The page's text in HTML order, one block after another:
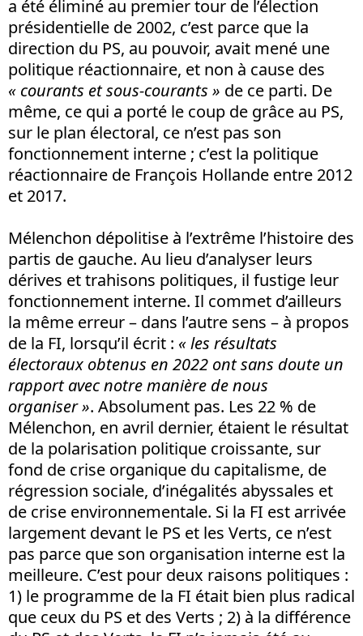
a été éliminé au premier tour de l’élection
présidentielle de 2002, c’est parce que la
direction du PS, au pouvoir, avait mené une
politique réactionnaire, et non à cause des
« courants et sous-courants » de ce parti. De
même, ce qui a porté le coup de grâce au PS,
sur le plan électoral, ce n’est pas son
fonctionnement interne ; c’est la politique
réactionnaire de François Hollande entre 2012
et 2017.
Mélenchon dépolitise à l’extrême l’histoire des
partis de gauche. Au lieu d’analyser leurs
dérives et trahisons politiques, il fustige leur
fonctionnement interne. Il commet d’ailleurs
la même erreur – dans l’autre sens – à propos
de la FI, lorsqu’il écrit : « les résultats
électoraux obtenus en 2022 ont sans doute un
rapport avec notre manière de nous
organiser ». Absolument pas. Les 22 % de
Mélenchon, en avril dernier, étaient le résultat
de la polarisation politique croissante, sur
fond de crise organique du capitalisme, de
régression sociale, d’inégalités abyssales et
de crise environnementale. Si la FI est arrivée
largement devant le PS et les Verts, ce n’est
pas parce que son organisation interne est la
meilleure. C’est pour deux raisons politiques :
1) le programme de la FI était bien plus radical
que ceux du PS et des Verts ; 2) à la différence